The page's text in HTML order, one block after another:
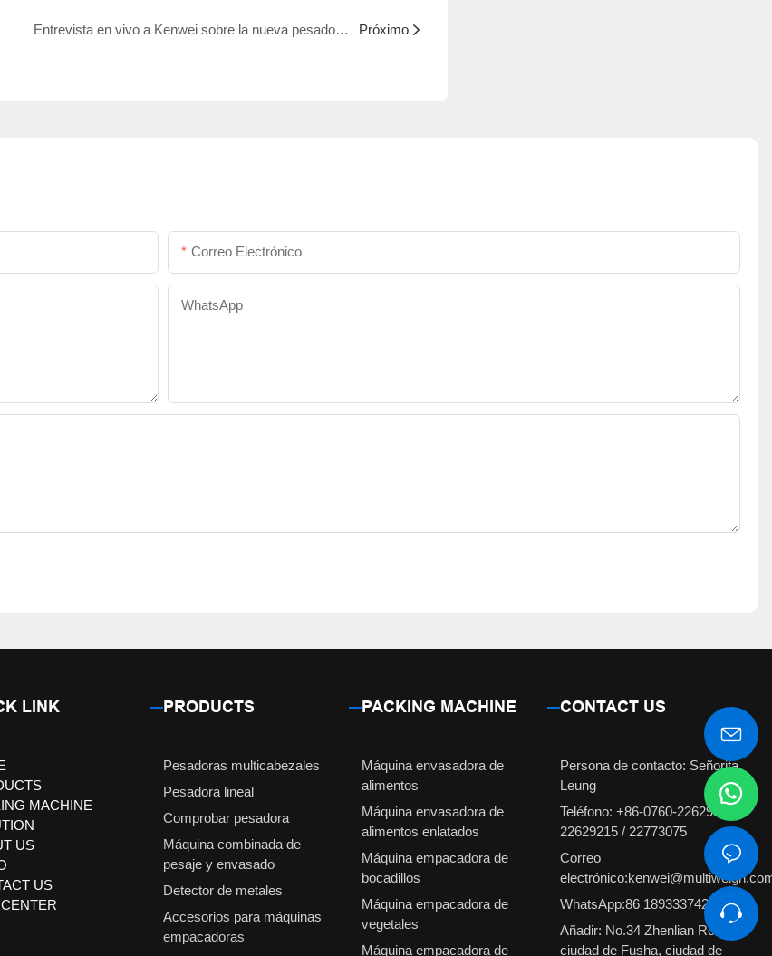
Entrevista en vivo a Kenwei sobre la nueva pesadora de ProPak 2018 Próximo
Correo Electrónico
WhatsApp
LINK
MACHINE
US
US
PRODUCTS
Pesadoras multicabezales
Pesadora lineal
Comprobar pesadora
Máquina combinada de
pesaje y envasado
Detector de metales
Accesorios para máquinas
empacadoras
PACKING MACHINE
Máquina envasadora de
alimentos
Máquina envasadora de
alimentos enlatados
Máquina empacadora de
bocadillos
Máquina empacadora de
vegetales
Máquina empacadora de
CONTACT US
Persona de contacto: Señorita
Leung
Teléfono: +86-0760-22629231 /
22629215 / 22773075
Correo
WhatsApp:86 18933374210
Añadir: No.34 Zhenlian Road,
ciudad de Fusha, ciudad de